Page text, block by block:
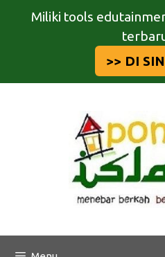
Miliki tools
>> DI